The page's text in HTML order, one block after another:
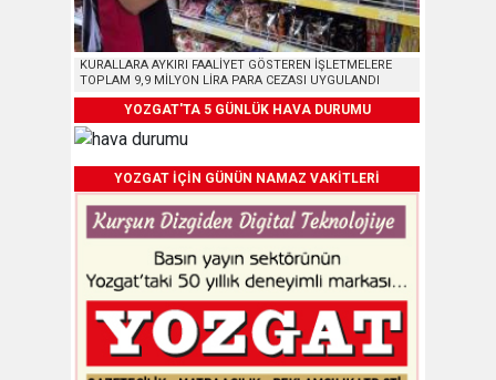
KURALLARA AYKIRI FAALİYET GÖSTEREN İŞLETMELERE
TOPLAM 9,9 MİLYON LİRA PARA CEZASI UYGULANDI
YOZGAT'TA 5 GÜNLÜK HAVA DURUMU
YOZGAT İÇİN GÜNÜN NAMAZ VAKİTLERİ